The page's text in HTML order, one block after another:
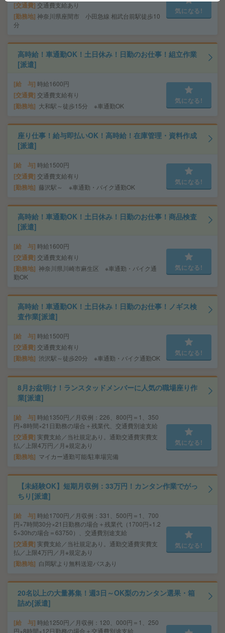
交通費 交通費支給あり
勤務地 神奈川県座間市 小田急線 相武台前駅徒歩10
分
気になる!
高時給！車通勤OK！土日休み！日勤のお仕事！組立作業
[派遣]
給 与 時給1600円
交通費 交通費支給有り
勤務地 大和駅～徒歩15分 ※車通勤OK
気になる!
座り仕事！給与即払いOK！高時給！在庫管理・資料作成
[派遣]
給 与 時給1500円
交通費 交通費支給有り
勤務地 藤沢駅～ ※車通勤・バイク通勤OK
気になる!
高時給！車通勤OK！土日休み！日勤のお仕事！商品検査
[派遣]
給 与 時給1600円
交通費 交通費支給有り
勤務地 神奈川県川崎市麻生区 ※車通勤・バイク通
勤OK
気になる!
高時給！車通勤OK！土日休み！日勤のお仕事！ノギス検
査作業[派遣]
給 与 時給1500円
交通費 交通費支給有り
勤務地 渋沢駅～徒歩20分 ※車通勤・バイク通勤OK
気になる!
8月お盆明け！ランスタッドメンバーに人気の職場座り作
業[派遣]
給 与 時給1350円／月収例：226、800円＝1、350
円×8時間×21日勤務の場合＋残業代、交通費別途支給
交通費 実費支給／当社規定あり。通勤交通費実費支
払／上限4万円／月※規定あり
勤務地 マイカー通勤可能/駐車場完備
気になる!
【未経験OK】短期月収例：33万円！カンタン作業でがっ
ちり[派遣]
給 与 時給1700円／月収例：331、500円＝1、700
円×7時間30分×21日勤務の場合＋残業代（1700円×1.2
5×30hの場合＝63750）、交通費別途支給
交通費 実費支給／当社規定あり。通勤交通費実費支
払／上限4万円／月※規定あり
勤務地 白岡駅より無料送迎バスあり
気になる!
20名以上の大量募集！週3日～OK梨のカンタン選果・箱
詰め[派遣]
給 与 時給1250円／月収例：120、000円＝1、250
円×8時間×12日勤務の場合＋交通費別途支給